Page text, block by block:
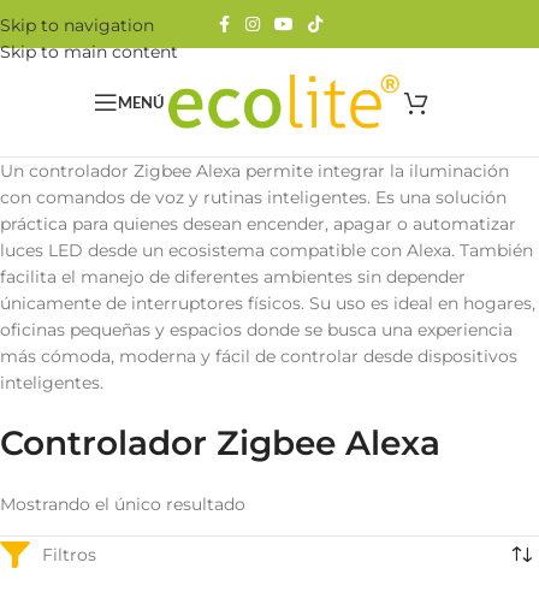
Skip to navigation
Skip to main content
MENÚ
Un controlador Zigbee Alexa permite integrar la iluminación
con comandos de voz y rutinas inteligentes. Es una solución
práctica para quienes desean encender, apagar o automatizar
luces LED desde un ecosistema compatible con Alexa. También
facilita el manejo de diferentes ambientes sin depender
únicamente de interruptores físicos. Su uso es ideal en hogares,
oficinas pequeñas y espacios donde se busca una experiencia
más cómoda, moderna y fácil de controlar desde dispositivos
inteligentes.
Controlador Zigbee Alexa
Mostrando el único resultado